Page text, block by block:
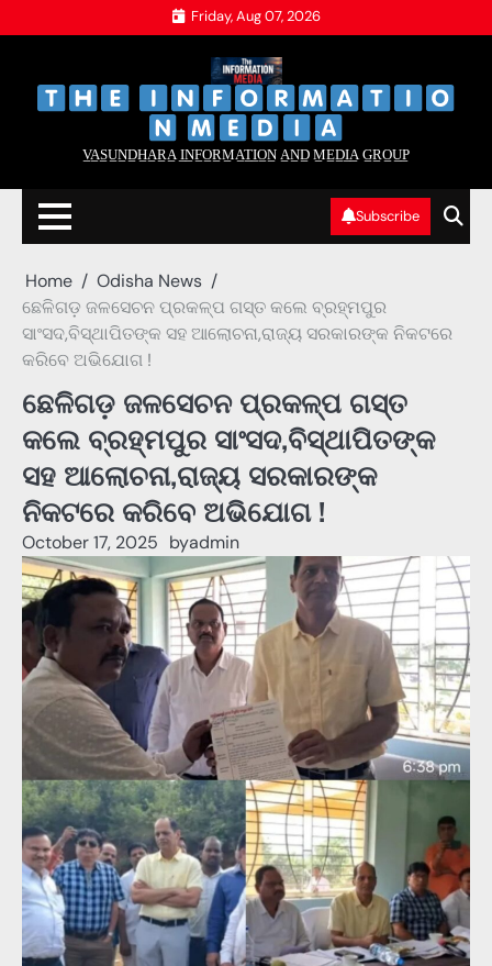
to
Friday, Aug 07, 2026
V̲A̲S̲U̲N̲D̲H̲A̲R̲A̲ I̲N̲F̲O̲R̲M̲A̲T̲I̲O̲N̲ A̲N̲D̲ M̲E̲D̲I̲A̲ G̲R̲O̲U̲P̲
Subscribe
Home
Odisha News
ଛେଳିଗଡ଼ ଜଳସେଚନ ପ୍ରକଳ୍ପ ଗସ୍ତ କଲେ ବ୍ରହ୍ମପୁର
ସାଂସଦ,ବିସ୍ଥାପିତଙ୍କ ସହ ଆଲୋଚନା,ରାଜ୍ୟ ସରକାରଙ୍କ ନିକଟରେ
କରିବେ ଅଭିଯୋଗ !
ଛେଳିଗଡ଼ ଜଳସେଚନ ପ୍ରକଳ୍ପ ଗସ୍ତ
କଲେ ବ୍ରହ୍ମପୁର ସାଂସଦ,ବିସ୍ଥାପିତଙ୍କ
ସହ ଆଲୋଚନା,ରାଜ୍ୟ ସରକାରଙ୍କ
ନିକଟରେ କରିବେ ଅଭିଯୋଗ !
October 17, 2025 byadmin